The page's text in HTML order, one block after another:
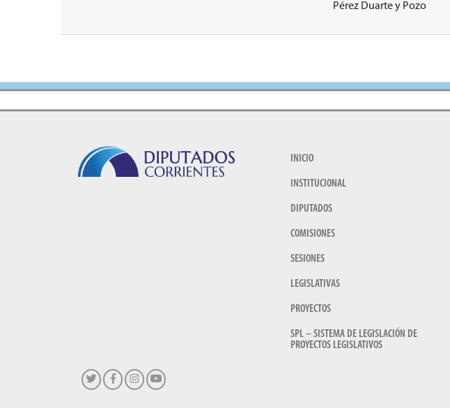
Pérez Duarte y Pozo
INICIO
INSTITUCIONAL
DIPUTADOS
COMISIONES
SESIONES
LEGISLATIVAS
PROYECTOS
SPL – SISTEMA DE LEGISLACIÓN DE
PROYECTOS LEGISLATIVOS